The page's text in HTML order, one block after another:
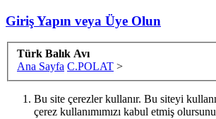
Giriş Yapın veya Üye Olun
Türk Balık Avı
Ana Sayfa C.POLAT >
Bu site çerezler kullanır. Bu siteyi
çerez kullanımımızı kabul etmiş